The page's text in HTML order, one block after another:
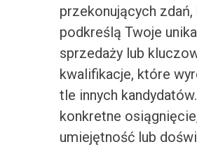
przekonujących
podkreślą Twoje
sprzedaży lub
kwalifikacje, które
tle innych
konkretne
umiejętność lub